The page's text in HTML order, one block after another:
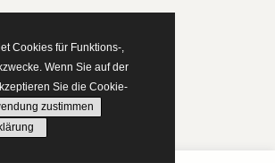
Cookies für Funktions-,
Wenn Sie auf der
Sie die Cookie-
zustimmen